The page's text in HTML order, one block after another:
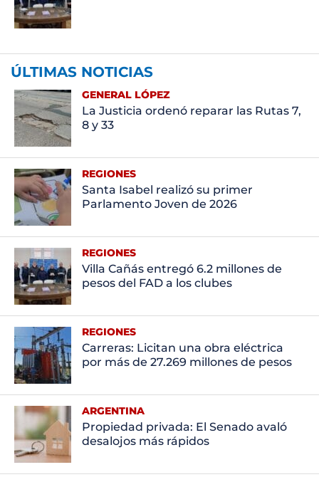
ÚLTIMAS NOTICIAS
GENERAL LÓPEZ
La Justicia ordenó reparar las Rutas 7,
8 y 33
REGIONES
Santa Isabel realizó su primer
Parlamento Joven de 2026
REGIONES
Villa Cañás entregó 6.2 millones de
pesos del FAD a los clubes
REGIONES
Carreras: Licitan una obra eléctrica
por más de 27.269 millones de pesos
ARGENTINA
Propiedad privada: El Senado avaló
desalojos más rápidos